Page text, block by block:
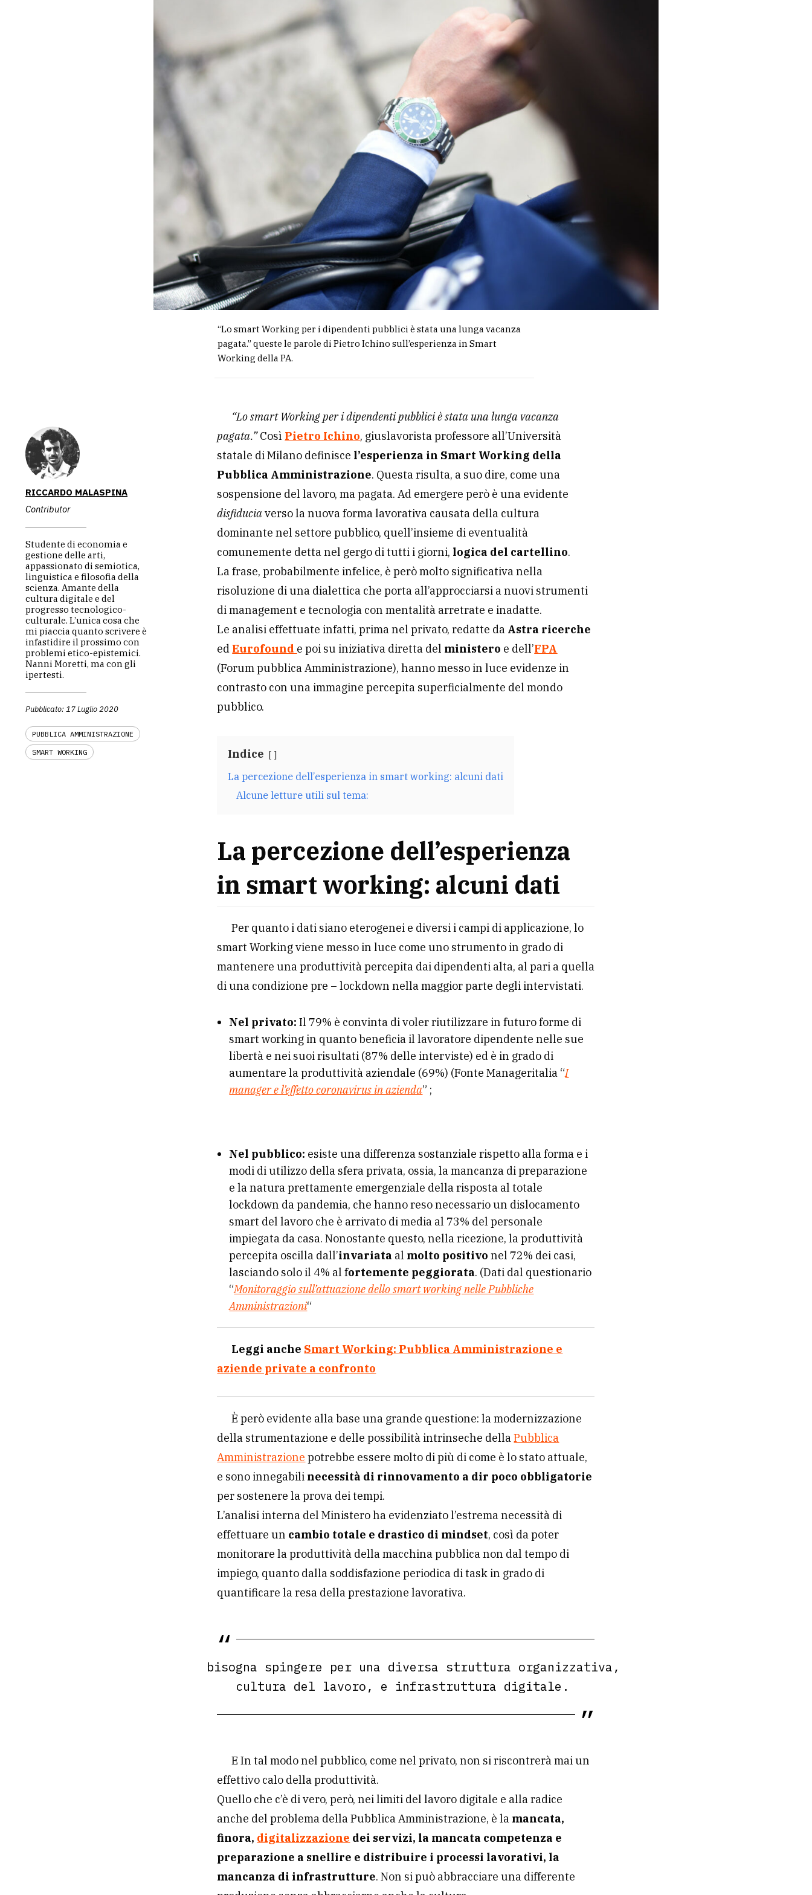
“Lo smart Working per i dipendenti pubblici è stata una lunga vacanza
pagata.” queste le parole di Pietro Ichino sull’esperienza in Smart
Working della PA.
RICCARDO MALASPINA
Contributor
Studente di economia e
gestione delle arti,
appassionato di semiotica,
linguistica e filosofia della
scienza. Amante della
cultura digitale e del
progresso tecnologico-
culturale. L’unica cosa che
mi piaccia quanto scrivere è
infastidire il prossimo con
problemi etico-epistemici.
Nanni Moretti, ma con gli
ipertesti.
Pubblicato: 17 Luglio 2020
PUBBLICA AMMINISTRAZIONE
SMART WORKING
“Lo smart Working per i dipendenti pubblici è stata una lunga vacanza
pagata.”Così Pietro Ichino, giuslavorista professore all’Università
statale di Milano definisce l’esperienza in Smart Working della
Pubblica Amministrazione. Questa risulta, a suo dire, come una
sospensione del lavoro, ma pagata. Ad emergere però è una evidente
disfiduciaverso la nuova forma lavorativa causata della cultura
dominante nel settore pubblico, quell’insieme di eventualità
comunemente detta nel gergo di tutti i giorni, logica del cartellino.
La frase, probabilmente infelice, è però molto significativa nella
risoluzione di una dialettica che porta all’approcciarsi a nuovi strumenti
di management e tecnologia con mentalità arretrate e inadatte.
Le analisi effettuate infatti, prima nel privato, redatte da Astra ricerche
edEurofound e poi su iniziativa diretta del ministero e dell’FPA
(Forum pubblica Amministrazione), hanno messo in luce evidenze in
contrasto con una immagine percepita superficialmente del mondo
pubblico.
Indice
La percezione dell’esperienza in smart working: alcuni dati
Alcune letture utili sul tema:
La percezione dell’esperienza
in smart working: alcuni dati
Per quanto i dati siano eterogenei e diversi i campi di applicazione, lo
smart Working viene messo in luce come uno strumento in grado di
mantenere una produttività percepita dai dipendenti alta, al pari a quella
di una condizione pre – lockdown nella maggior parte degli intervistati.
Nel privato:Il 79% è convinta di voler riutilizzare in futuro forme di
smart working in quanto beneficia il lavoratore dipendente nelle sue
libertà e nei suoi risultati (87% delle interviste) ed è in grado di
aumentare la produttività aziendale (69%) (Fonte Manageritalia “I
manager e l’effetto coronavirus in azienda” ;
Nel pubblico: esiste una differenza sostanziale rispetto alla forma e i
modi di utilizzo della sfera privata, ossia, la mancanza di preparazione
e la natura prettamente emergenziale della risposta al totale
lockdown da pandemia, che hanno reso necessario un dislocamento
smart del lavoro che è arrivato di media al 73% del personale
impiegata da casa. Nonostante questo, nella ricezione, la produttività
percepita oscilla dall’invariata al molto positivo nel 72% dei casi,
lasciando solo il 4% al fortemente peggiorata. (Dati dal questionario
“Monitoraggio sull’attuazione dello smart working nelle Pubbliche
Amministrazioni“
Leggi anche Smart Working: Pubblica Amministrazione e
aziende private a confronto
È però evidente alla base una grande questione: la modernizzazione
della strumentazione e delle possibilità intrinseche dellaPubblica
Amministrazione potrebbe essere molto di più di come è lo stato attuale,
e sono innegabili necessità di rinnovamento a dir poco obbligatorie
per sostenere la prova dei tempi.
L’analisi interna del Ministero ha evidenziato l’estrema necessità di
effettuare un cambio totale e drastico di mindset, così da poter
monitorare la produttività della macchina pubblica non dal tempo di
impiego, quanto dalla soddisfazione periodica di task in grado di
quantificare la resa della prestazione lavorativa.
bisogna spingere per una diversa struttura organizzativa,
cultura del lavoro, e infrastruttura digitale.
E In tal modo nel pubblico, come nel privato, non si riscontrerà mai un
effettivo calo della produttività.
Quello che c’è di vero, però, nei limiti del lavoro digitale e alla radice
anche del problema della Pubblica Amministrazione, è la mancata,
finora, digitalizzazione dei servizi, la mancata competenza e
preparazione a snellire e distribuire i processi lavorativi, la
mancanza di infrastrutture. Non si può abbracciare una differente